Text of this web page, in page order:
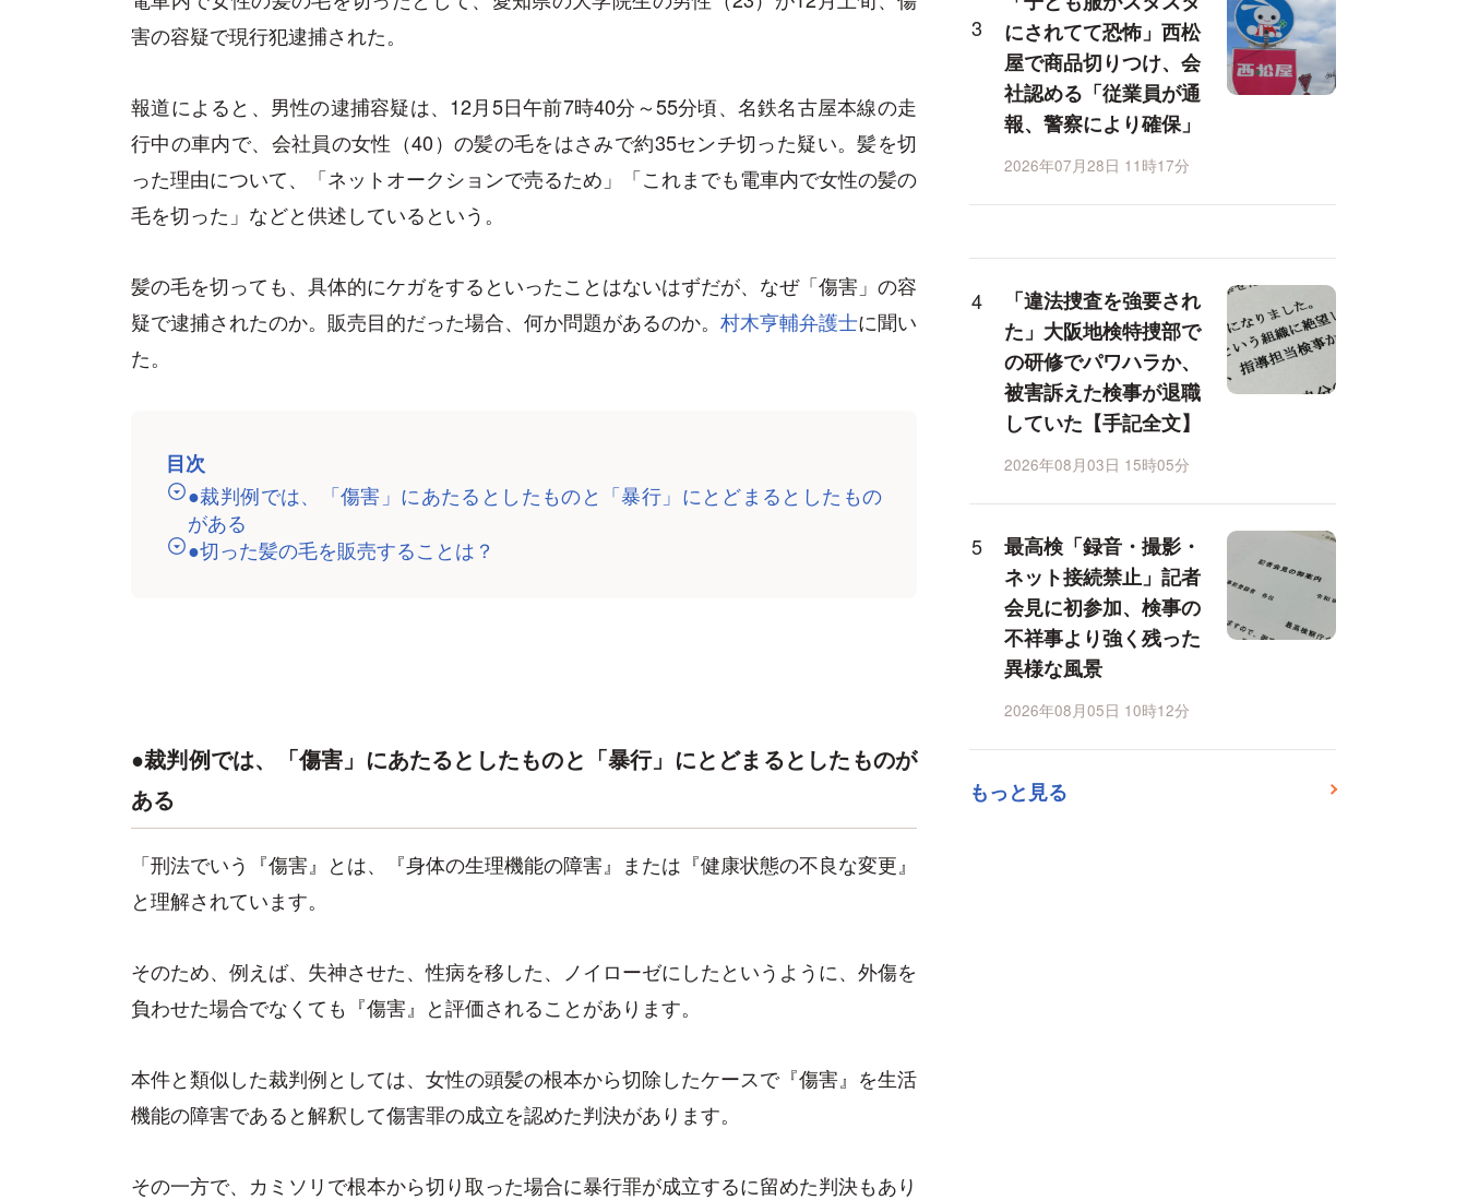
害の容疑で現行犯逮捕された。
報道によると、男性の逮捕容疑は、12月5日午前7時40分～55分頃、名鉄名古屋本線の走
行中の車内で、会社員の女性（40）の髪の毛をはさみで約35センチ切った疑い。髪を切
った理由について、「ネットオークションで売るため」「これまでも電車内で女性の髪の
毛を切った」などと供述しているという。
髪の毛を切っても、具体的にケガをするといったことはないはずだが、なぜ「傷害」の容
疑で逮捕されたのか。販売目的だった場合、何か問題があるのか。 村木亨輔弁護士に聞い
た。
目次
●裁判例では、「傷害」にあたるとしたものと「暴行」にとどまるとしたもの
がある
●切った髪の毛を販売することは？
●裁判例では、「傷害」にあたるとしたものと「暴行」にとどまるとしたものが
ある
「刑法でいう『傷害』とは、『身体の生理機能の障害』または『健康状態の不良な変更』
と理解されています。
そのため、例えば、失神させた、性病を移した、ノイローゼにしたというように、外傷を
負わせた場合でなくても『傷害』と評価されることがあります。
本件と類似した裁判例としては、女性の頭髪の根本から切除したケースで『傷害』を生活
機能の障害であると解釈して傷害罪の成立を認めた判決があります。
その一方で、カミソリで根本から切り取った場合に暴行罪が成立するに留めた判決もあり
にされてて恐怖」西松
屋で商品切りつけ、会
社認める「従業員が通
報、警察により確保」
2026年07月28日 11時17分
「違法捜査を強要され
た」大阪地検特捜部で
の研修でパワハラか、
被害訴えた検事が退職
していた【手記全文】
2026年08月03日 15時05分
最高検「録音・撮影・
ネット接続禁止」記者
会見に初参加、検事の
不祥事より強く残った
異様な風景
2026年08月05日 10時12分
もっと見る